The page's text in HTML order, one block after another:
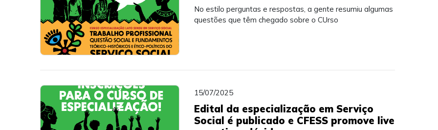
No estilo perguntas e respostas, a gente resumiu algumas
questões que têm chegado sobre o CUrso
15/07/2025
Edital da especialização em Serviço
Social é publicado e CFESS promove live